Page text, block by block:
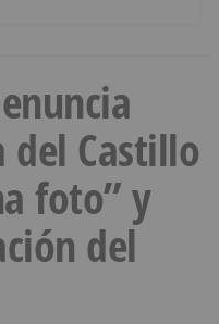
Castillo
foto” y
del